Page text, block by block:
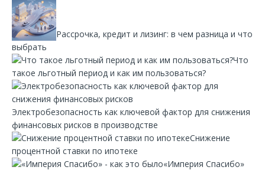
Рассрочка, кредит и лизинг: в чем разница и что
выбрать
Что
такое льготный период и как им пользоваться?
Электробезопасность как ключевой фактор для снижения
финансовых рисков в производстве
Снижение
процентной ставки по ипотеке
«Империя Спасибо»